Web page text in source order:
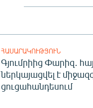
ՀԱՍԱՐԱԿՈՒԹՅՈՒՆ
Գյումրիից Փարիզ․
ներկայացվել է
ցուցահանդեսում